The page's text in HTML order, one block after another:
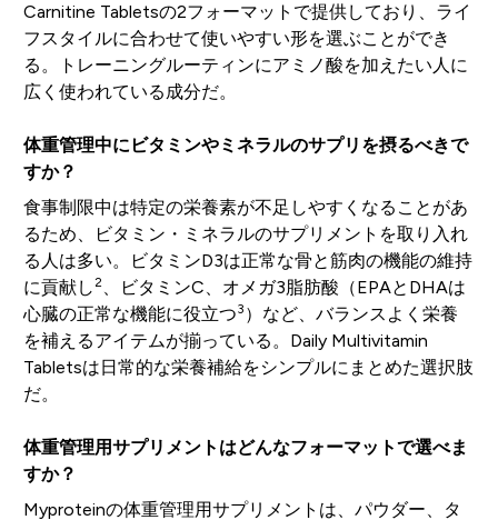
Carnitine Tabletsの2フォーマットで提供しており、ライ
フスタイルに合わせて使いやすい形を選ぶことができ
る。トレーニングルーティンにアミノ酸を加えたい人に
広く使われている成分だ。
体重管理中にビタミンやミネラルのサプリを摂るべきで
すか？
食事制限中は特定の栄養素が不足しやすくなることがあ
るため、ビタミン・ミネラルのサプリメントを取り入れ
る人は多い。ビタミンD3は正常な骨と筋肉の機能の維持
に貢献し2、ビタミンC、オメガ3脂肪酸（EPAとDHAは
心臓の正常な機能に役立つ3 ）など、バランスよく栄養
を補えるアイテムが揃っている。Daily Multivitamin
Tabletsは日常的な栄養補給をシンプルにまとめた選択肢
だ。
体重管理用サプリメントはどんなフォーマットで選べま
すか？
Myproteinの体重管理用サプリメントは、パウダー、タ